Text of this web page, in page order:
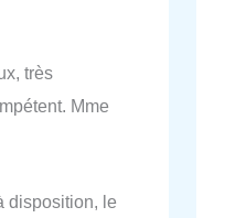
très
Mme
disposition, le